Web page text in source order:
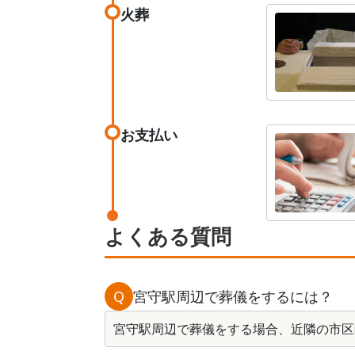
火葬
お支払い
よくある質問
Q 宮守駅周辺で葬儀をするには？
宮守駅周辺で葬儀をする場合、近隣の市